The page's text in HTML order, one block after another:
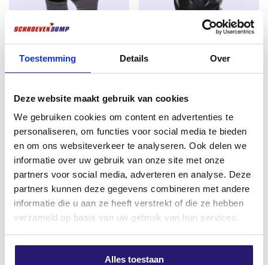
Toestemming Details Over
Deze website maakt gebruik van cookies
We gebruiken cookies om content en advertenties te
personaliseren, om functies voor social media te bieden
en om ons websiteverkeer te analyseren. Ook delen we
informatie over uw gebruik van onze site met onze
partners voor social media, adverteren en analyse. Deze
partners kunnen deze gegevens combineren met andere
informatie die u aan ze heeft verstrekt of die ze hebben
verzameld op basis van uw gebruik van hun services.
Alles toestaan
Allround-Arbeitshandschuhe
excl. BTW:€1,98
Auf Lager
Bauschuttsäcke / Bauschutt
excl. BTW:€
Nicht vorrätig